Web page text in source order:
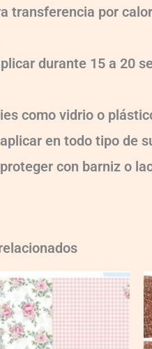
transferencia por
durante 15 a 20
como vidrio o
en todo tipo de
con barniz o